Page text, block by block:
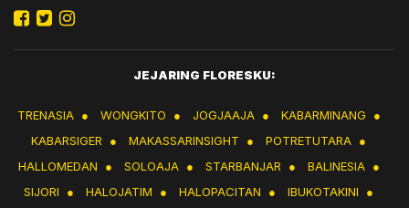
JEJARING FLORESKU:
TRENASIA ● WONGKITO ● JOGJAAJA ● KABARMINANG
●
KABARSIGER ● MAKASSARINSIGHT ● POTRETUTARA ●
HALLOMEDAN
● SOLOAJA ● STARBANJAR ● BALINESIA ●
SIJORI
● HALOJATIM ● HALOPACITAN ● IBUKOTAKINI ●